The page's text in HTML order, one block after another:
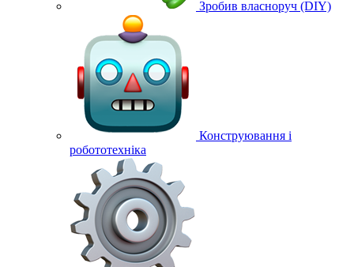
Зробив власноруч (DIY)
Конструювання і
робототехніка